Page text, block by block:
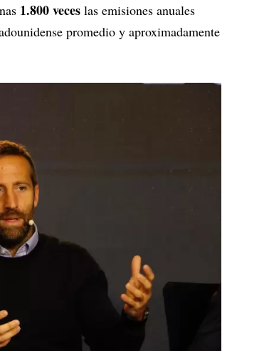
1.800 veces las emisiones anuales
promedio y aproximadamente